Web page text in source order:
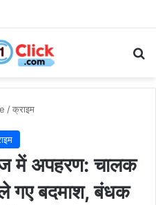
/क्राइम
में अपहरण: चालक
गए बदमाश, बंधक